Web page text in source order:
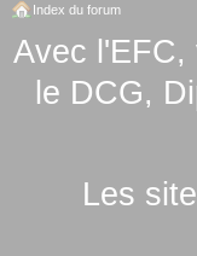
Index du forum
Avec l'EFC,
le DCG,
Les